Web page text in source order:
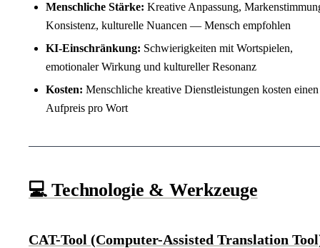
Menschliche Stärke: Kreative Anpassung,
Konsistenz, kulturelle Nuancen — Mensch empfohlen
KI-Einschränkung: Schwierigkeiten mit Wortspielen,
emotionaler Wirkung und kultureller Resonanz
Kosten: Menschliche kreative Dienstleistungen kosten einen
Aufpreis pro Wort
💻 Technologie & Werkzeuge
CAT-Tool (Computer-Assisted Translation